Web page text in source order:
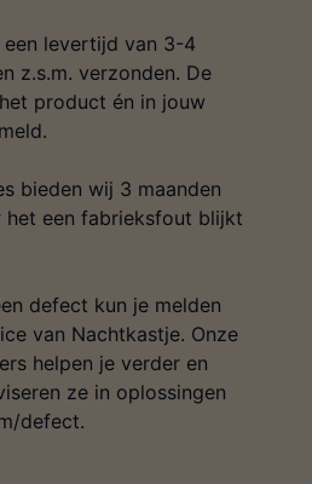
levertijd van 3-4
z.s.m. verzonden. De
product én in jouw
bieden wij 3 maanden
het een fabrieksfout blijkt
defect kun je melden
van Nachtkastje. Onze
helpen je verder en
ze in oplossingen
defect.